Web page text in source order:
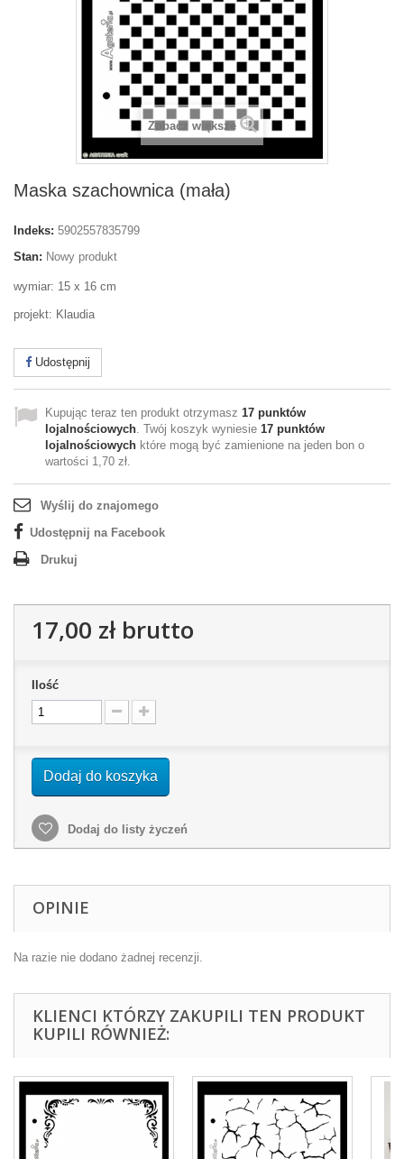
Zobacz większe
Maska szachownica (mała)
Indeks: 5902557835799
Stan: Nowy produkt
wymiar: 15 x 16 cm
projekt: Klaudia
Udostępnij
Kupując teraz ten produkt otrzymasz 17 punktów
lojalnościowych. Twój koszyk wyniesie 17 punktów
lojalnościowych które mogą być zamienione na jeden bon o
wartości 1,70 zł.
Wyślij do znajomego
Udostępnij na Facebook
Drukuj
17,00 złbrutto
Ilość
Dodaj do koszyka
Dodaj do listy życzeń
OPINIE
Na razie nie dodano żadnej recenzji.
KLIENCI KTÓRZY ZAKUPILI TEN PRODUKT
KUPILI RÓWNIEŻ: